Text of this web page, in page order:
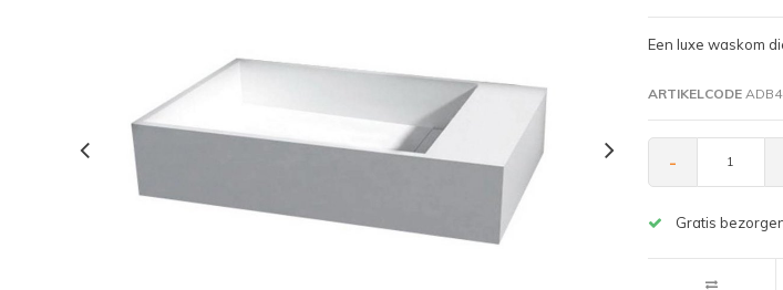
Een luxe waskom
ARTIKELCODE
-
Gratis